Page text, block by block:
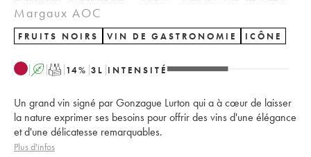
Margaux AOC
FRUITS NOIRS VIN DE GASTRONOMIE ICÔNE
A T 14% 3 L INTENSITÉ
Un grand vin signé par Gonzague Lurton qui a à cœur de laisser
la nature exprimer ses besoins pour offrir des vins d'une élégance
et d'une délicatesse remarquables.
Plus d'infos